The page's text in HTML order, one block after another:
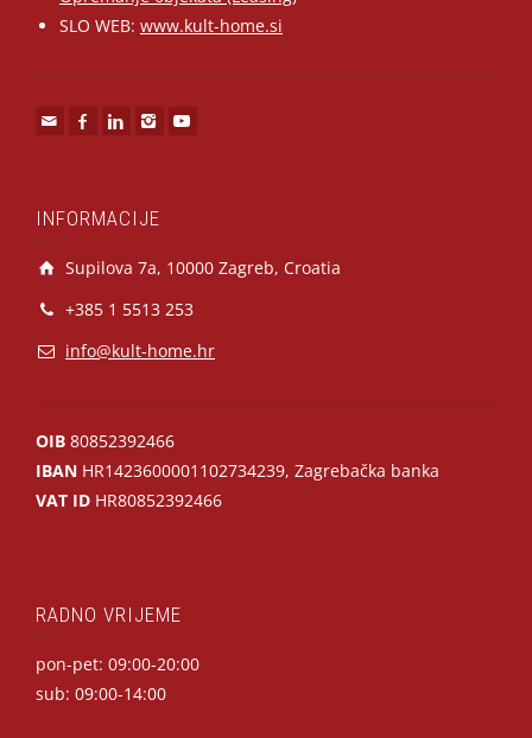
SLO WEB: www.kult-home.si
INFORMACIJE
Supilova 7a, 10000 Zagreb, Croatia
+385 1 5513 253
info@kult-home.hr
OIB 80852392466
IBAN HR1423600001102734239, Zagrebačka banka
VAT ID HR80852392466
RADNO VRIJEME
pon-pet: 09:00-20:00
sub: 09:00-14:00